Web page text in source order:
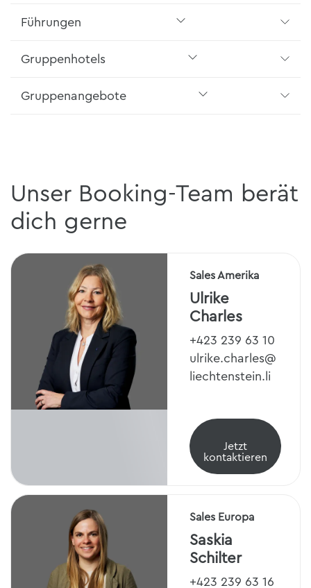
Führungen
Gruppenhotels
Gruppenangebote
Unser Booking-Team berät
dich gerne
Sales Amerika
Ulrike
Charles
+423 239 63 10
ulrike.charles@
liechtenstein.li
Jetzt
kontaktieren
Sales Europa
Saskia
Schilter
+423 239 63 16